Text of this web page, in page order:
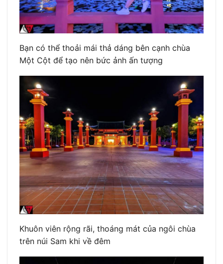
Bạn có thể thoải mái thả dáng bên cạnh chùa
Một Cột để tạo nên bức ảnh ấn tượng
Khuôn viên rộng rãi, thoáng mát của ngôi chùa
trên núi Sam khi về đêm